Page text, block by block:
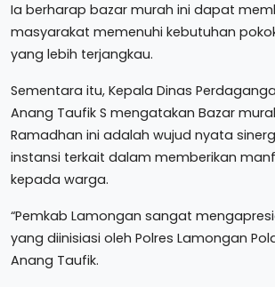
Ia berharap bazar murah ini dapat
masyarakat memenuhi kebutuhan
yang lebih terjangkau.
Sementara itu, Kepala Dinas
Anang Taufik S mengatakan Bazar
Ramadhan ini adalah wujud nyata
instansi terkait dalam memberikan
kepada warga.
“Pemkab Lamongan sangat
yang diinisiasi oleh Polres Lamongan
Anang Taufik.